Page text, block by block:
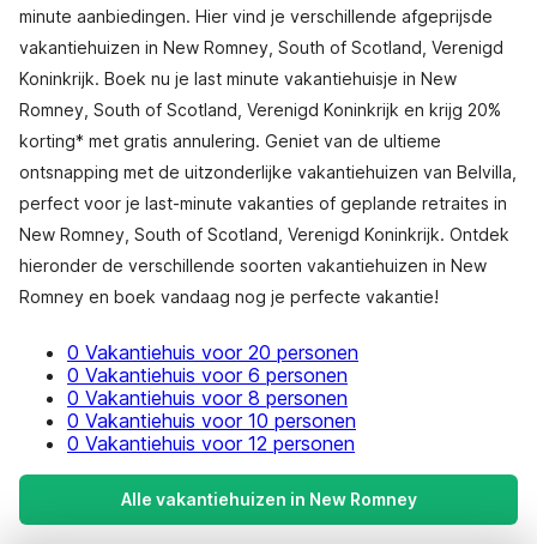
minute aanbiedingen. Hier vind je verschillende afgeprijsde
vakantiehuizen in New Romney, South of Scotland, Verenigd
Koninkrijk. Boek nu je last minute vakantiehuisje in New
Romney, South of Scotland, Verenigd Koninkrijk en krijg 20%
korting* met gratis annulering. Geniet van de ultieme
ontsnapping met de uitzonderlijke vakantiehuizen van Belvilla,
perfect voor je last-minute vakanties of geplande retraites in
New Romney, South of Scotland, Verenigd Koninkrijk. Ontdek
hieronder de verschillende soorten vakantiehuizen in New
Romney en boek vandaag nog je perfecte vakantie!
0 Vakantiehuis voor 20 personen
0 Vakantiehuis voor 6 personen
0 Vakantiehuis voor 8 personen
0 Vakantiehuis voor 10 personen
0 Vakantiehuis voor 12 personen
Alle vakantiehuizen in New Romney